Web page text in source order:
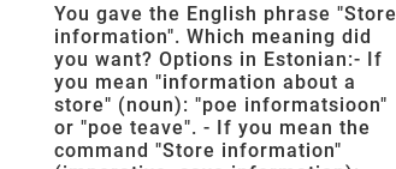
You gave the English phrase "Store
information". Which meaning did
you want? Options in Estonian:- If
you mean "information about a
store" (noun): "poe informatsioon"
or "poe teave". - If you mean the
command "Store information"